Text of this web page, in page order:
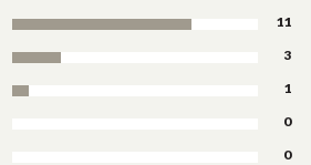
11
3
1
0
0